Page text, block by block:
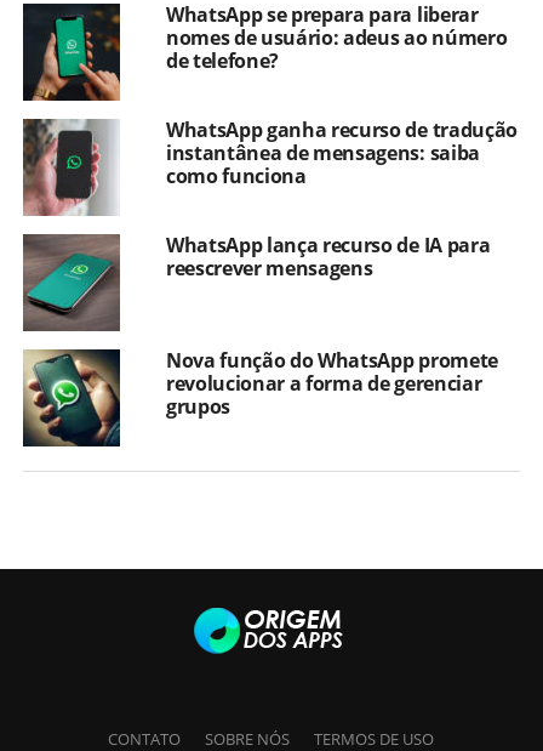
WhatsApp se prepara para liberar
nomes de usuário: adeus ao número
de telefone?
WhatsApp ganha recurso de tradução
instantânea de mensagens: saiba
como funciona
WhatsApp lança recurso de IA para
reescrever mensagens
Nova função do WhatsApp promete
revolucionar a forma de gerenciar
grupos
CONTATO SOBRE NÓS TERMOS DE USO